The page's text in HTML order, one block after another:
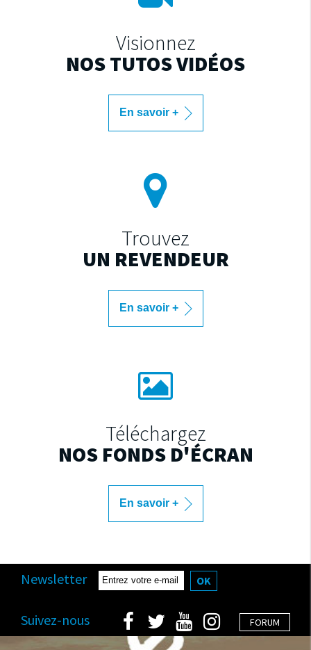
Visionnez
NOS TUTOS VIDÉOS
En savoir +
Trouvez
UN REVENDEUR
En savoir +
Téléchargez
NOS FONDS D'ÉCRAN
En savoir +
Newsletter OK
FORUM
Suivez-nous